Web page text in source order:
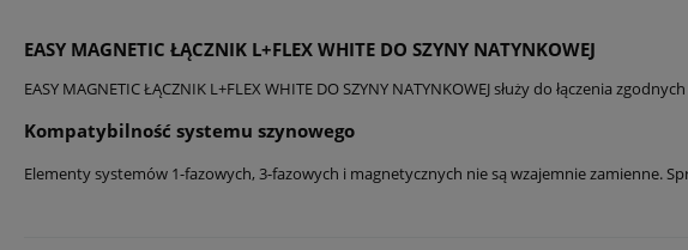
EASY MAGNETIC ŁĄCZNIK L+FLEX WHITE DO SZYNY NATYNKOWEJ
EASY MAGNETIC ŁĄCZNIK L+FLEX WHITE DO SZYNY NATYNKOWEJ służy do łączenia
Kompatybilność systemu szynowego
Elementy systemów 1-fazowych, 3-fazowych i magnetycznych nie są wzajemnie zamienne.